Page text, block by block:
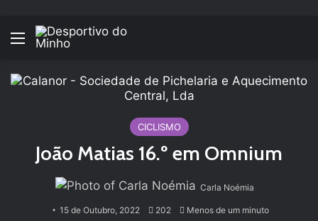
Menu
CICLISMO
João Matias 16.º em Omnium
Carla Noémia
15 de Outubro, 2022 202 Menos de um minuto